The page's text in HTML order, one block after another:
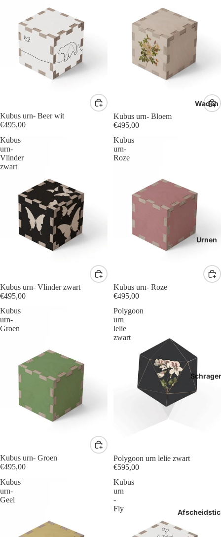
Waden
Urnen
Kubus urn- Beer wit
€495,00
Kubus urn- Bloem
€495,00
Kubus
urn-
Vlinder
zwart
Kubus urn- Vlinder zwart
€495,00
Kubus
urn-
Roze
Kubus urn- Roze
€495,00
Kubus
urn-
Groen
Kubus urn- Groen
€495,00
Polygoon
urn
lelie
zwart
Polygoon urn lelie zwart
€595,00
Kubus
urn-
Geel
Kubus
urn
-
Fly